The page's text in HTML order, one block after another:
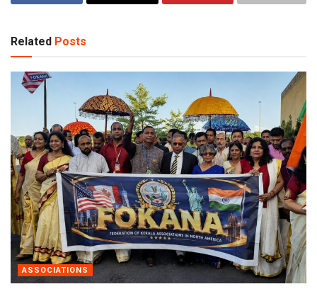
Related Posts
ASSOCIATIONS